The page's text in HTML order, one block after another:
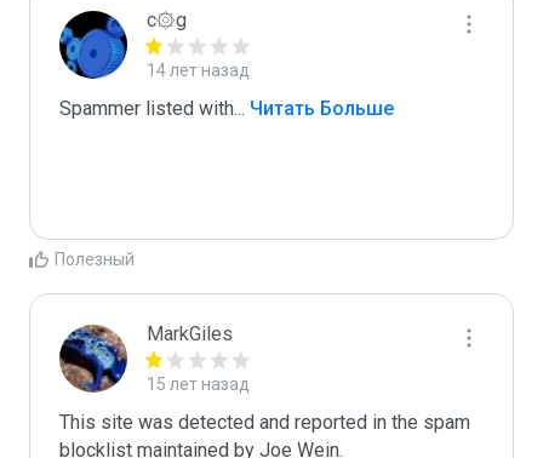
c۞g
14 лет назад
Spammer listed with... Читать Больше
Полезный
MarkGiles
15 лет назад
This site was detected and reported in the spam
blocklist maintained by Joe Wein.